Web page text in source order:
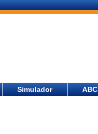
Simulador